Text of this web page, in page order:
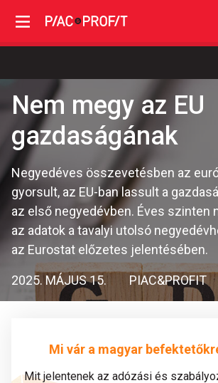
Nem megy az EU
gazdaságának
Negyedéves összevetésben az
gyorsult, az EU-ban lassult a
az első negyedévben. Éves szinten
az adatok a tavalyi utolsó
az Eurostat előzetes jelentésében.
2025. MÁJUS 15. PIAC&PROFIT
Mi vár a magyar
Mit jelentenek az adózási és